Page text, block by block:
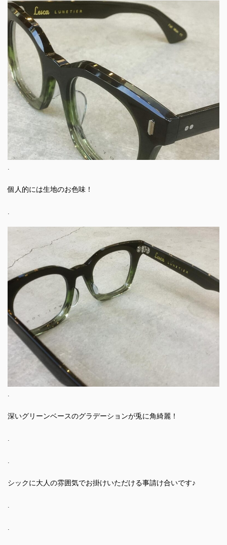
.
個人的には生地のお色味！
.
深いグリーンベースのグラデーションが兎に角綺麗！
シックに大人の雰囲気でお掛けいただける事請け合いです♪